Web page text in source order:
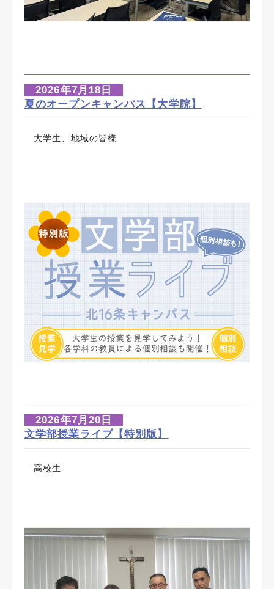
2026年7月18日
夏のオープンキャンパス【大学院】
大学生、地域の皆様
2026年7月20日
文学部授業ライブ【特別版】
高校生